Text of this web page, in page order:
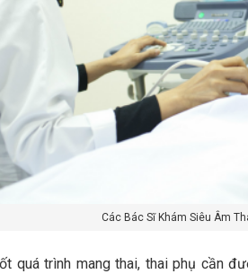
Các Bác Sĩ Khám Siêu Âm
quá trình mang thai, thai phụ cần